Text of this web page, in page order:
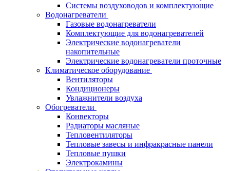
Системы воздуховодов и комплектующие
Водонагреватели
Газовые водонагреватели
Комплектующие для водонагревателей
Электрические водонагреватели
накопительные
Электрические водонагреватели проточные
Климатическое оборудование
Вентиляторы
Кондиционеры
Увлажнители воздуха
Обогреватели
Конвекторы
Радиаторы масляные
Тепловентиляторы
Тепловые завесы и инфракрасные панели
Тепловые пушки
Электрокамины